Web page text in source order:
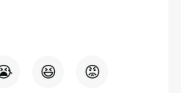
😆 😡